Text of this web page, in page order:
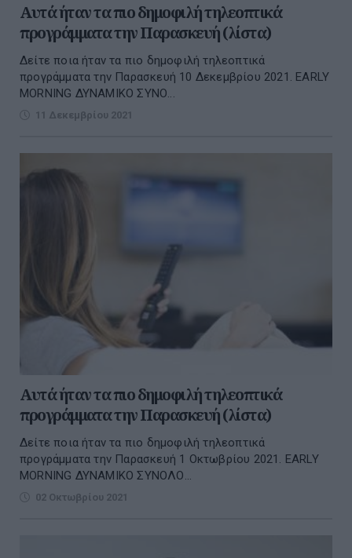
Αυτά ήταν τα πιο δημοφιλή τηλεοπτικά
προγράμματα την Παρασκευή (λίστα)
Δείτε ποια ήταν τα πιο δημοφιλή τηλεοπτικά
προγράμματα την Παρασκευή 10 Δεκεμβρίου 2021. EARLY
MORNING ΔΥΝΑΜΙΚΟ ΣΥΝΟ...
11 Δεκεμβρίου 2021
Αυτά ήταν τα πιο δημοφιλή τηλεοπτικά
προγράμματα την Παρασκευή (λίστα)
Δείτε ποια ήταν τα πιο δημοφιλή τηλεοπτικά
προγράμματα την Παρασκευή 1 Οκτωβρίου 2021. EARLY
MORNING ΔΥΝΑΜΙΚΟ ΣΥΝΟΛΟ...
02 Οκτωβρίου 2021